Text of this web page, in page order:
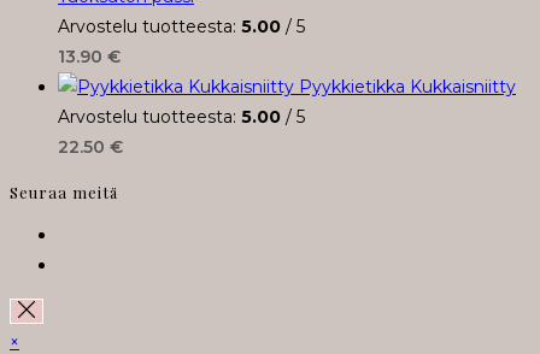
Arvostelu tuotteesta: 5.00 / 5
13.90 €
Pyykkietikka Kukkaisniitty
Arvostelu tuotteesta: 5.00 / 5
22.50 €
Seuraa meitä
×